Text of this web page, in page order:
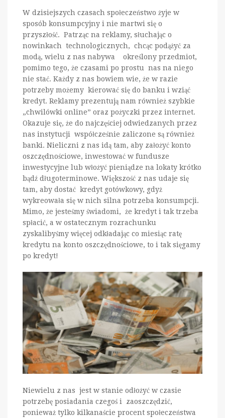
W dzisiejszych czasach społeczeństwo żyje w
sposób konsumpcyjny i nie martwi się o
przyszłość. Patrząc na reklamy, słuchając o
nowinkach technologicznych, chcąc podążyć za
modą, wielu z nas nabywa określony przedmiot,
pomimo tego, że czasami po prostu nas na niego
nie stać. Każdy z nas bowiem wie, że w razie
potrzeby możemy kierować się do banku i wziąć
kredyt. Reklamy prezentują nam również szybkie
„chwilówki online” oraz pożyczki przez internet.
Okazuje się, że do najczęściej odwiedzanych przez
nas instytucji współcześnie zaliczone są również
banki. Nieliczni z nas idą tam, aby założyć konto
oszczędnościowe, inwestować w fundusze
inwestycyjne lub włożyć pieniądze na lokaty krótko
bądź długoterminowe. Większość z nas udaje się
tam, aby dostać kredyt gotówkowy, gdyż
wykreowała się w nich silna potrzeba konsumpcji.
Mimo, że jesteśmy świadomi, że kredyt i tak trzeba
spłacić, a w ostatecznym rozrachunku
zyskalibyśmy więcej odkładając co miesiąc ratę
kredytu na konto oszczędnościowe, to i tak sięgamy
po kredyt!
Niewielu z nas jest w stanie odłożyć w czasie
potrzebę posiadania czegoś i zaoszczędzić,
ponieważ tylko kilkanaście procent społeczeństwa